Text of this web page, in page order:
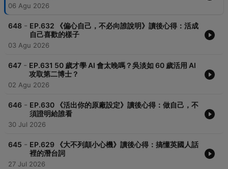
06 Agu 2026
648 - EP.632 《偏心自己，不必向誰說明》讀後心得：活成
自己喜歡的樣子
03 Agu 2026
647 - EP.631 50 歲才學 AI 會太晚嗎？吳淡如 60 歲活用 AI
攻取第二博士？
02 Agu 2026
646 - EP.630 《活出你的原廠設定》讀後心得：做自己，不
須證明給誰看
30 Jul 2026
645 - EP.629 《大不列顛小心機》讀後心得：搞懂英國人話
裡的潛台詞
27 Jul 2026